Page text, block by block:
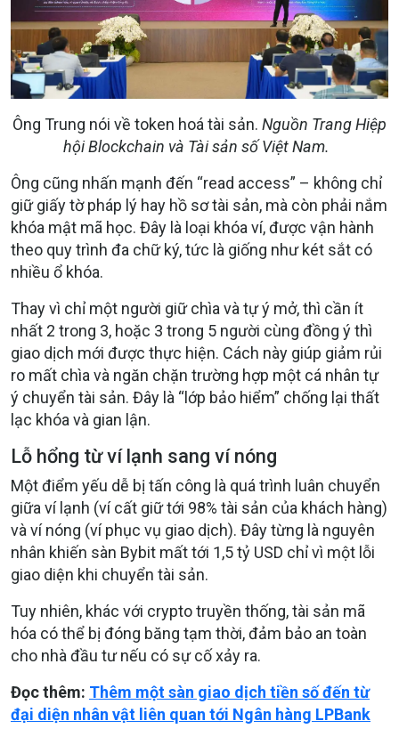
Ông Trung nói về token hoá tài sản. Nguồn Trang Hiệp
hội Blockchain và Tài sản số Việt Nam.
Ông cũng nhấn mạnh đến “read access” – không chỉ
giữ giấy tờ pháp lý hay hồ sơ tài sản, mà còn phải nắm
khóa mật mã học. Đây là loại khóa ví, được vận hành
theo quy trình đa chữ ký, tức là giống như két sắt có
nhiều ổ khóa.
Thay vì chỉ một người giữ chìa và tự ý mở, thì cần ít
nhất 2 trong 3, hoặc 3 trong 5 người cùng đồng ý thì
giao dịch mới được thực hiện. Cách này giúp giảm rủi
ro mất chìa và ngăn chặn trường hợp một cá nhân tự
ý chuyển tài sản. Đây là “lớp bảo hiểm” chống lại thất
lạc khóa và gian lận.
Lỗ hổng từ ví lạnh sang ví nóng
Một điểm yếu dễ bị tấn công là quá trình luân chuyển
giữa ví lạnh (ví cất giữ tới 98% tài sản của khách hàng)
và ví nóng (ví phục vụ giao dịch). Đây từng là nguyên
nhân khiến sàn Bybit mất tới 1,5 tỷ USD chỉ vì một lỗi
giao diện khi chuyển tài sản.
Tuy nhiên, khác với crypto truyền thống, tài sản mã
hóa có thể bị đóng băng tạm thời, đảm bảo an toàn
cho nhà đầu tư nếu có sự cố xảy ra.
Đọc thêm: Thêm một sàn giao dịch tiền số đến từ
đại diện nhân vật liên quan tới Ngân hàng LPBank